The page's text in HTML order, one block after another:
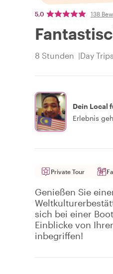
5,0 138
8 Stunden Day Trips
Dein Local
Erlebnis
Private Tour
Genießen Sie
sich bei einer
Einblicke von
inbegriffen!